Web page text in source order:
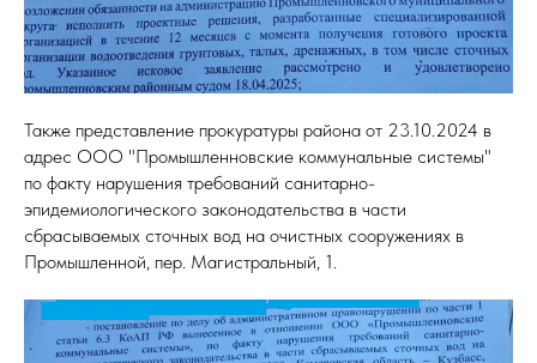
Также представление прокуратуры района от 23.10.2024 в
адрес ООО "Промышленновские коммунальные системы"
по факту нарушения требований санитарно-
эпидемиологического законодательства в части
сбрасываемых сточных вод на очистных сооружениях в
Промышленной, пер. Магистральный, 1.